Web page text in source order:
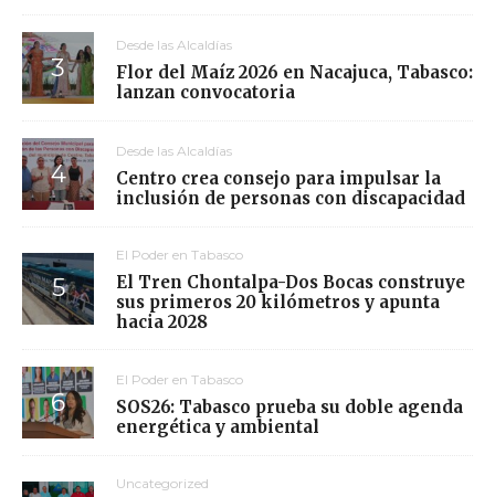
Desde las Alcaldías
Flor del Maíz 2026 en Nacajuca, Tabasco:
lanzan convocatoria
Desde las Alcaldías
Centro crea consejo para impulsar la
inclusión de personas con discapacidad
El Poder en Tabasco
El Tren Chontalpa-Dos Bocas construye
sus primeros 20 kilómetros y apunta
hacia 2028
El Poder en Tabasco
SOS26: Tabasco prueba su doble agenda
energética y ambiental
Uncategorized